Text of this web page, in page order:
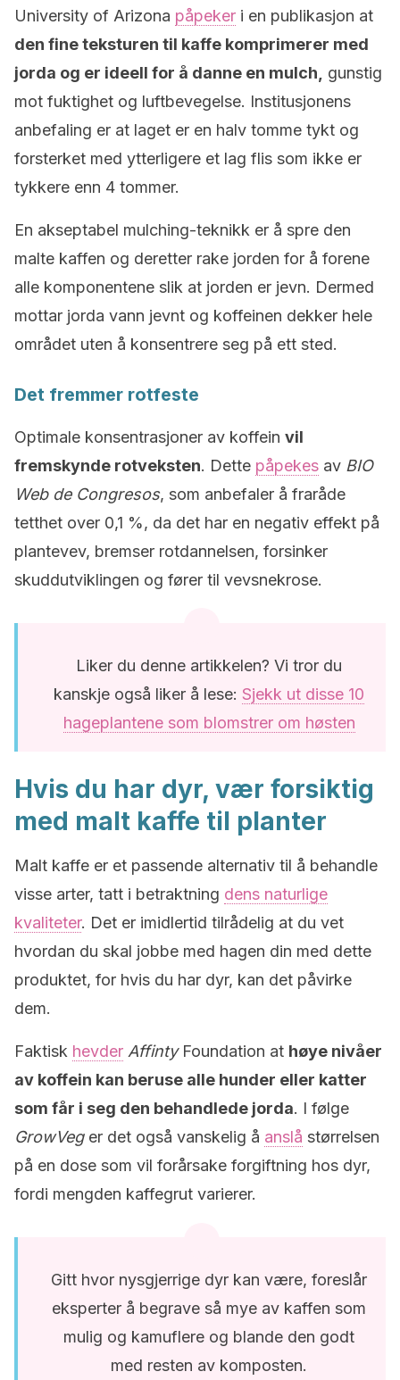
University of Arizona påpeker i en publikasjon at
den fine teksturen til kaffe komprimerer med
jorda og er ideell for å danne en mulch,
gunstig
mot fuktighet og luftbevegelse. Institusjonens
anbefaling er at laget er en halv tomme tykt og
forsterket med ytterligere et lag flis som ikke er
tykkere enn 4 tommer.
En akseptabel mulching-teknikk er å spre den
malte kaffen og deretter rake jorden for å forene
alle komponentene slik at jorden er jevn. Dermed
mottar jorda vann jevnt og koffeinen dekker hele
området uten å konsentrere seg på ett sted.
Det fremmer rotfeste
Optimale konsentrasjoner av koffein vil
fremskynde rotveksten. Dette påpekes av BIO
Web de Congresos, som anbefaler å fraråde
tetthet over 0,1 %, da det har en negativ effekt på
plantevev, bremser rotdannelsen, forsinker
skuddutviklingen og fører til vevsnekrose.
Liker du denne artikkelen? Vi tror du
kanskje også liker å lese: Sjekk ut disse 10
hageplantene som blomstrer om høsten
Hvis du har dyr, vær forsiktig
med malt kaffe til planter
Malt kaffe er et passende alternativ til å behandle
visse arter, tatt i betraktning dens naturlige
kvaliteter. Det er imidlertid tilrådelig at du vet
hvordan du skal jobbe med hagen din med dette
produktet, for hvis du har dyr, kan det påvirke
dem.
Faktisk hevder AffintyFoundation at høye nivåer
av koffein kan beruse alle hunder eller katter
som får i seg den behandlede jorda. I følge
GrowVeger det også vanskelig å anslå størrelsen
på en dose som vil forårsake forgiftning hos dyr,
fordi mengden kaffegrut varierer.
Gitt hvor nysgjerrige dyr kan være, foreslår
eksperter å begrave så mye av kaffen som
mulig og kamuflere og blande den godt
med resten av komposten.